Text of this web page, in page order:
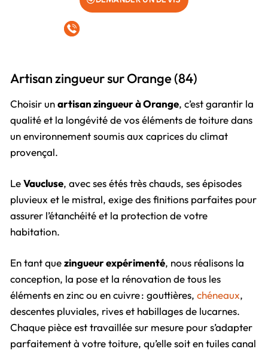
Artisan zingueur sur Orange (84)
Choisir unartisan zingueur à Orange, c’est garantir la
qualité et la longévité de vos éléments de toiture dans
un environnement soumis aux caprices du climat
provençal.
LeVaucluse, avec ses étés très chauds, ses épisodes
pluvieux et le mistral, exige des finitions parfaites pour
assurer l’étanchéité et la protection de votre
habitation.
En tant quezingueur expérimenté, nous réalisons la
conception, la pose et la rénovation de tous les
éléments en zinc ou en cuivre : gouttières, chéneaux,
descentes pluviales, rives et habillages de lucarnes.
Chaque pièce est travaillée sur mesure pour s’adapter
parfaitement à votre toiture, qu’elle soit en tuiles canal